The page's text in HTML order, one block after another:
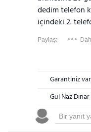
dedim telefon
içindeki 2.
Paylaş:
Garantiniz var
Gul Naz